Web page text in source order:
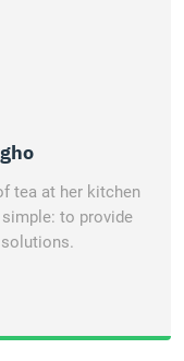
tea at her kitchen
to provide